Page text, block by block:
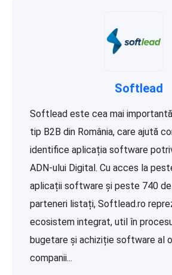
Softlead
Softlead este cea mai
tip B2B din România, care ajută
identifice aplicația software
ADN-ului Digital. Cu acces la
aplicații software și peste 740
parteneri listați, Softlead.ro
ecosistem integrat, util în
bugetare și achiziție software al
companii...